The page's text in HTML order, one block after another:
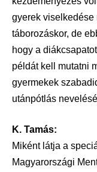
gyerek viselkedése
táborozáskor, de
hogy a
példát kell mutatni
gyermekek
utánpótlás
K. Tamás:
Miként látja a
Magyarországi